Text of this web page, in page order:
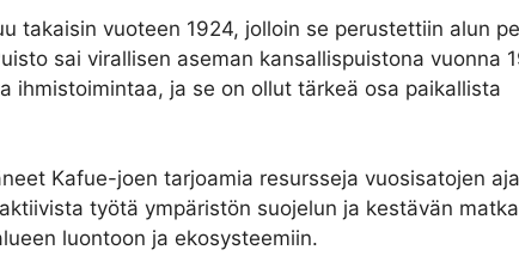
takaisin vuoteen 1924, jolloin se perustettiin alun
sai virallisen aseman kansallispuistona vuonna
ihmistoimintaa, ja se on ollut tärkeä osa paikallista
Kafue-joen tarjoamia resursseja vuosisatojen
työtä ympäristön suojelun ja kestävän
luontoon ja ekosysteemiin.